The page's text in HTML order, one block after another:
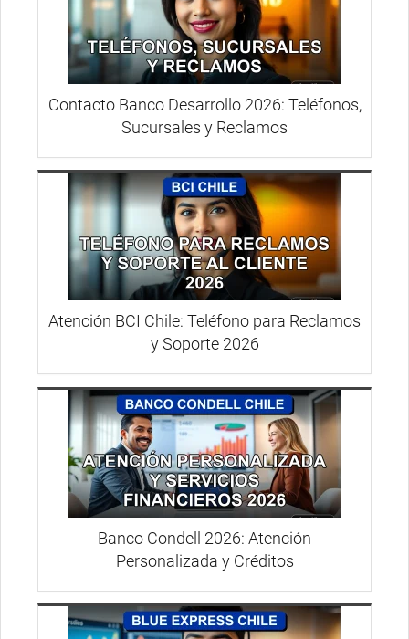
Contacto Banco Desarrollo 2026: Teléfonos,
Sucursales y Reclamos
Atención BCI Chile: Teléfono para Reclamos
y Soporte 2026
Banco Condell 2026: Atención
Personalizada y Créditos